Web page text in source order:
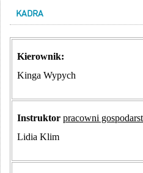
KADRA
Kierownik:
Kinga Wypych
Instruktor pracowni
Lidia Klim